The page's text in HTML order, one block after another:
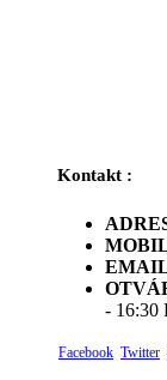
Kontakt :
- 16:30
Facebook Twitter